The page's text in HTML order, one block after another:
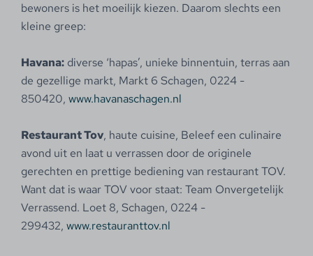
bewoners is het moeilijk kiezen. Daarom slechts een
kleine greep:
Havana: diverse ‘hapas’, unieke binnentuin, terras aan
de gezellige markt, Markt 6 Schagen, 0224 -
850420, www.havanaschagen.nl
Restaurant Tov, haute cuisine, Beleef een culinaire
avond uit en laat u verrassen door de originele
gerechten en prettige bediening van restaurant TOV.
Want dat is waar TOV voor staat: Team Onvergetelijk
Verrassend. Loet 8, Schagen, 0224 -
299432,www.restauranttov.nl